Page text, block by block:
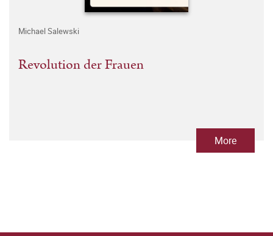
Michael Salewski
Revolution der Frauen
More